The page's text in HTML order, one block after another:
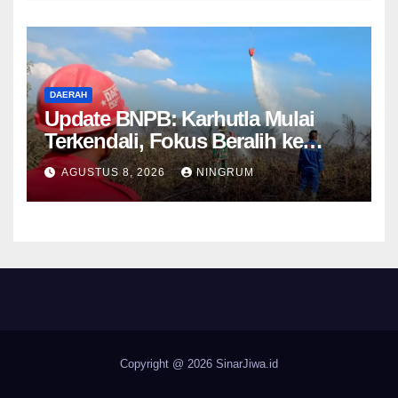
DAERAH
Update BNPB: Karhutla Mulai
Terkendali, Fokus Beralih ke
Pemantauan Titik Api dan
Kekeringan Bandung
AGUSTUS 8, 2026 NINGRUM
Copyright @ 2026 SinarJiwa.id